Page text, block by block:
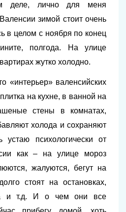
деле, лично для меня
зимой стоит очень
в целом с ноября по конец
полгода. На улице
жутко холодно.
«интерьер» валенсийских
на кухне, в ванной на
стены в комнатах,
холода и сохраняют
устаю психологически от
как – на улице мороз
жалуются, бегут на
стоят на остановках,
и т.д. И о чем они все